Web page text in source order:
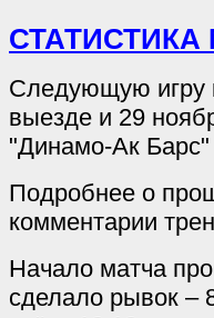
СТАТИСТИКА
Следующую игру
выезде и 29
"Динамо-Ак Барс"
Подробнее о
комментарии
Начало матча
сделало рывок –